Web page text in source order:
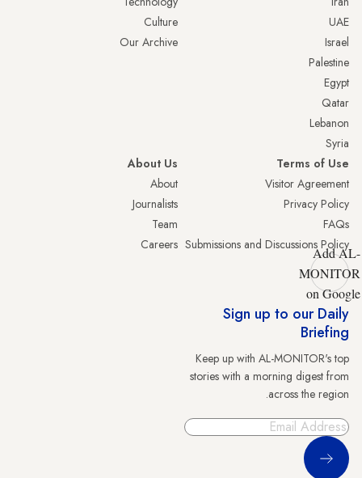
UAE
Israel
Palestine
Egypt
Qatar
Lebanon
Syria
Culture
Our Archive
Terms of Use
Visitor Agreement
Privacy Policy
FAQs
Submissions and Discussions Policy
About Us
About
Journalists
Team
Careers
Add AL-
MONITOR
on Google
Sign up to our Daily
Briefing
Keep up with AL-MONITOR's top
stories with a morning digest from
across the region.
Sign Up